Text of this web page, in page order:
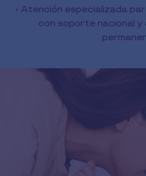
• Atención especializada
con soporte nacional y